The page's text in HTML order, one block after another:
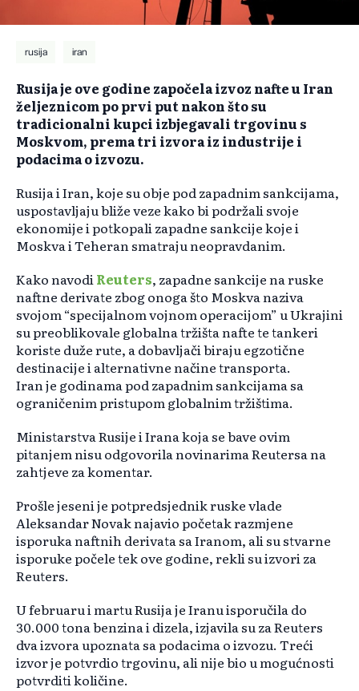
rusija iran
Rusija je ove godine započela izvoz nafte u Iran
željeznicom po prvi put nakon što su
tradicionalni kupci izbjegavali trgovinu s
Moskvom, prema tri izvora iz industrije i
podacima o izvozu.
Rusija i Iran, koje su obje pod zapadnim sankcijama,
uspostavljaju bliže veze kako bi podržali svoje
ekonomije i potkopali zapadne sankcije koje i
Moskva i Teheran smatraju neopravdanim.
Kako navodiReuters, zapadne sankcije na ruske
naftne derivate zbog onoga što Moskva naziva
svojom “specijalnom vojnom operacijom” u Ukrajini
su preoblikovale globalna tržišta nafte te tankeri
koriste duže rute, a dobavljači biraju egzotične
destinacije i alternativne načine transporta.
Iran je godinama pod zapadnim sankcijama sa
ograničenim pristupom globalnim tržištima.
Ministarstva Rusije i Irana koja se bave ovim
pitanjem nisu odgovorila novinarima Reutersa na
zahtjeve za komentar.
Prošle jeseni je potpredsjednik ruske vlade
Aleksandar Novak najavio početak razmjene
isporuka naftnih derivata sa Iranom, ali su stvarne
isporuke počele tek ove godine, rekli su izvori za
Reuters.
U februaru i martu Rusija je Iranu isporučila do
30.000 tona benzina i dizela, izjavila su za Reuters
dva izvora upoznata sa podacima o izvozu. Treći
izvor je potvrdio trgovinu, ali nije bio u mogućnosti
potvrditi količine.